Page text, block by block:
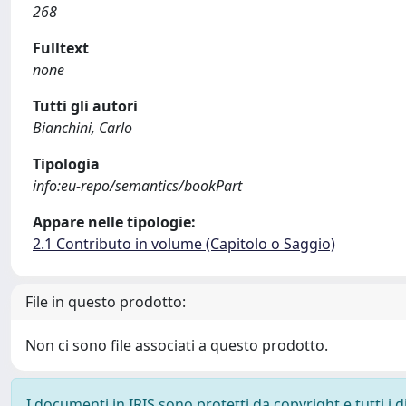
268
Fulltext
none
Tutti gli autori
Bianchini, Carlo
Tipologia
info:eu-repo/semantics/bookPart
Appare nelle tipologie:
2.1 Contributo in volume (Capitolo o Saggio)
File in questo prodotto:
Non ci sono file associati a questo prodotto.